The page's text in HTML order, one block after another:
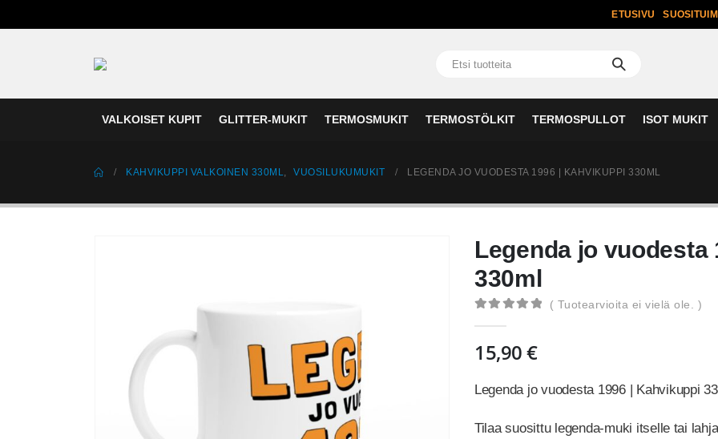
ETUSIVU
VALKOISET KUPIT GLITTER-MUKIT TERMOSMUKIT TERMOSTÖLKIT TERMOSPULLOT ISOT MUKIT
KAHVIKUPPI VALKOINEN 330ML, VUOSILUKUMUKIT LEGENDA JO VUODESTA 1996 | KAHVIKUPPI 330ML
Legenda jo vuodesta
330ml
( Tuotearvioita ei vielä ole. )
15,90€
Legenda jo vuodesta 1996 | Kahvikuppi
Tilaa suosittu legenda-muki itselle tai